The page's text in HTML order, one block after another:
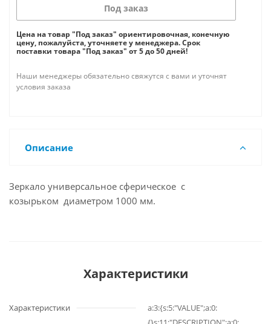
Под заказ
Цена на товар "Под заказ" ориентировочная, конечную
цену, пожалуйста, уточняете у менеджера. Срок
поставки товара "Под заказ" от 5 до 50 дней!
Наши менеджеры обязательно свяжутся с вами и уточнят
условия заказа
Описание
Зеркало универсальное сферическое с
козырьком диаметром 1000 мм.
Характеристики
Характеристики
a:3:{s:5:"VALUE";a:0: